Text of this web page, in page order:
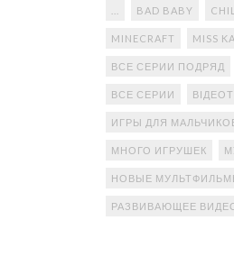
BAD BABY
MINECRAFT MISS
ВСЕ СЕРИИ ПОДРЯД
ВСЕ СЕРИИ
ИГРЫ ДЛЯ
МНОГО ИГРУШЕК
НОВЫЕ
РАЗВИВАЮЩЕЕ